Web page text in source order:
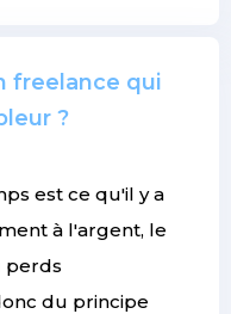
freelance qui
?
est ce qu'il y a
à l'argent, le
perds
du principe